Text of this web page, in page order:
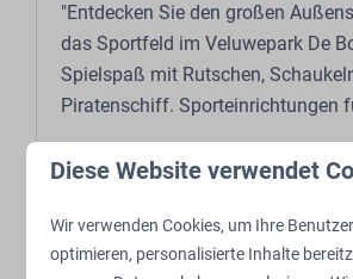
"Entdecken Sie den großen
das Sportfeld im Veluwepark De
Spielspaß mit Rutschen,
Piratenschiff. Sporteinrichtungen
Mehr
Diese Website verwendet
Wir verwenden Cookies, um Ihre
optimieren, personalisierte Inhalte